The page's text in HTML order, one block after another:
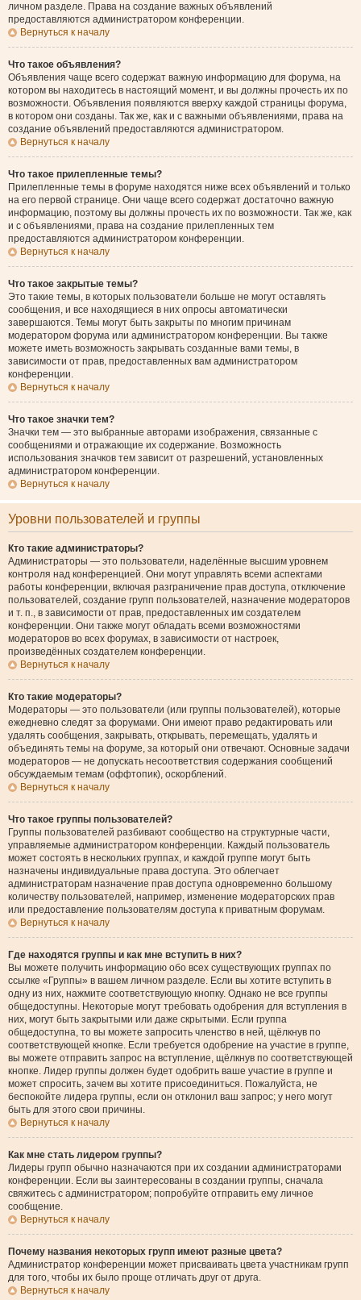
личном разделе. Права на создание важных объявлений
предоставляются администратором конференции.
Вернуться к началу
Что такое объявления?
Объявления чаще всего содержат важную информацию для форума, на
котором вы находитесь в настоящий момент, и вы должны прочесть их по
возможности. Объявления появляются вверху каждой страницы форума,
в котором они созданы. Так же, как и с важными объявлениями, права на
создание объявлений предоставляются администратором.
Вернуться к началу
Что такое прилепленные темы?
Прилепленные темы в форуме находятся ниже всех объявлений и только
на его первой странице. Они чаще всего содержат достаточно важную
информацию, поэтому вы должны прочесть их по возможности. Так же, как
и с объявлениями, права на создание прилепленных тем
предоставляются администратором конференции.
Вернуться к началу
Что такое закрытые темы?
Это такие темы, в которых пользователи больше не могут оставлять
сообщения, и все находящиеся в них опросы автоматически
завершаются. Темы могут быть закрыты по многим причинам
модератором форума или администратором конференции. Вы также
можете иметь возможность закрывать созданные вами темы, в
зависимости от прав, предоставленных вам администратором
конференции.
Вернуться к началу
Что такое значки тем?
Значки тем — это выбранные авторами изображения, связанные с
сообщениями и отражающие их содержание. Возможность
использования значков тем зависит от разрешений, установленных
администратором конференции.
Вернуться к началу
Уровни пользователей и группы
Кто такие администраторы?
Администраторы — это пользователи, наделённые высшим уровнем
контроля над конференцией. Они могут управлять всеми аспектами
работы конференции, включая разграничение прав доступа, отключение
пользователей, создание групп пользователей, назначение модераторов
и т. п., в зависимости от прав, предоставленных им создателем
конференции. Они также могут обладать всеми возможностями
модераторов во всех форумах, в зависимости от настроек,
произведённых создателем конференции.
Вернуться к началу
Кто такие модераторы?
Модераторы — это пользователи (или группы пользователей), которые
ежедневно следят за форумами. Они имеют право редактировать или
удалять сообщения, закрывать, открывать, перемещать, удалять и
объединять темы на форуме, за который они отвечают. Основные задачи
модераторов — не допускать несоответствия содержания сообщений
обсуждаемым темам (оффтопик), оскорблений.
Вернуться к началу
Что такое группы пользователей?
Группы пользователей разбивают сообщество на структурные части,
управляемые администратором конференции. Каждый пользователь
может состоять в нескольких группах, и каждой группе могут быть
назначены индивидуальные права доступа. Это облегчает
администраторам назначение прав доступа одновременно большому
количеству пользователей, например, изменение модераторских прав
или предоставление пользователям доступа к приватным форумам.
Вернуться к началу
Где находятся группы и как мне вступить в них?
Вы можете получить информацию обо всех существующих группах по
ссылке «Группы» в вашем личном разделе. Если вы хотите вступить в
одну из них, нажмите соответствующую кнопку. Однако не все группы
общедоступны. Некоторые могут требовать одобрения для вступления в
них, могут быть закрытыми или даже скрытыми. Если группа
общедоступна, то вы можете запросить членство в ней, щёлкнув по
соответствующей кнопке. Если требуется одобрение на участие в группе,
вы можете отправить запрос на вступление, щёлкнув по соответствующей
кнопке. Лидер группы должен будет одобрить ваше участие в группе и
может спросить, зачем вы хотите присоединиться. Пожалуйста, не
беспокойте лидера группы, если он отклонил ваш запрос; у него могут
быть для этого свои причины.
Вернуться к началу
Как мне стать лидером группы?
Лидеры групп обычно назначаются при их создании администраторами
конференции. Если вы заинтересованы в создании группы, сначала
свяжитесь с администратором; попробуйте отправить ему личное
сообщение.
Вернуться к началу
Почему названия некоторых групп имеют разные цвета?
Администратор конференции может присваивать цвета участникам групп
для того, чтобы их было проще отличать друг от друга.
Вернуться к началу